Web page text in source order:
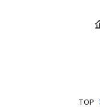
TOP